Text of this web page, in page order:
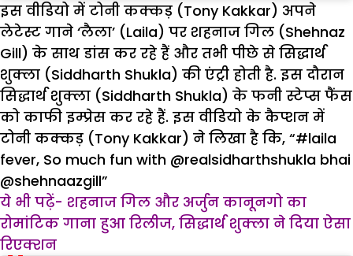
इस वीडियो में टोनी कक्कड़ (Tony Kakkar) अपने
लेटेस्ट गाने ‘लैला’ (Laila) पर शहनाज गिल (Shehnaz
Gill) के साथ डांस कर रहे हैं और तभी पीछे से सिद्धार्थ
शुक्ला (Siddharth Shukla) की एंट्री होती है. इस दौरान
सिद्धार्थ शुक्ला (Siddharth Shukla) के फनी स्टेप्स फैंस
को काफी इम्प्रेस कर रहे हैं. इस वीडियो के कैप्शन में
टोनी कक्कड़ (Tony Kakkar) ने लिखा है कि, “#laila
fever, So much fun with @realsidharthshukla bhai
@shehnaazgill”
ये भी पढ़ें- शहनाज गिल और अर्जुन कानूनगो का
रोमांटिक गाना हुआ रिलीज, सिद्धार्थ शुक्ला ने दिया ऐसा
रिएक्शन